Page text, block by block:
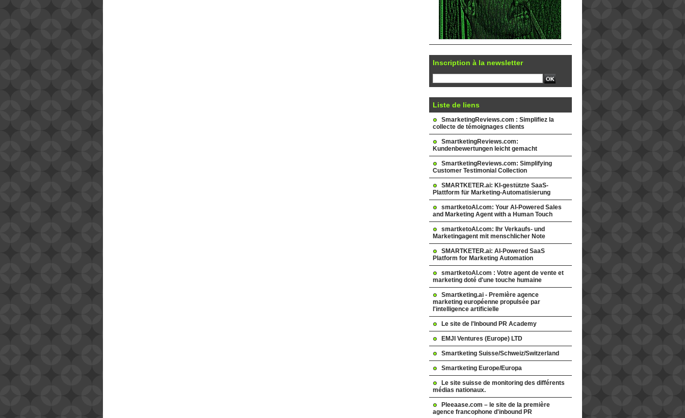
Inscription à la newsletter
Liste de liens
SmarketingReviews.com : Simplifiez la
collecte de témoignages clients
SmartketingReviews.com:
Kundenbewertungen leicht gemacht
SmartketingReviews.com: Simplifying
Customer Testimonial Collection
SMARTKETER.ai: KI-gestützte SaaS-
Plattform für Marketing-Automatisierung
smartketoAI.com: Your AI-Powered Sales
and Marketing Agent with a Human Touch
smartketoAI.com: Ihr Verkaufs- und
Marketingagent mit menschlicher Note
SMARTKETER.ai: AI-Powered SaaS
Platform for Marketing Automation
smartketoAI.com : Votre agent de vente et
marketing doté d'une touche humaine
Smartketing.ai - Première agence
marketing européenne propulsée par
l'intelligence artificielle
Le site de l'Inbound PR Academy
EMJI Ventures (Europe) LTD
Smartketing Suisse/Schweiz/Switzerland
Smartketing Europe/Europa
Le site suisse de monitoring des différents
médias nationaux.
Pleeaase.com – le site de la première
agence francophone d'inbound PR